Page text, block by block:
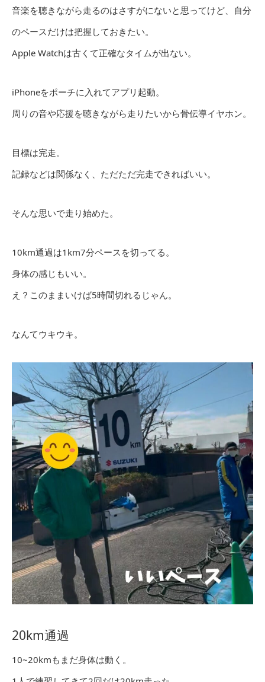
音楽を聴きながら走るのはさすがにないと思ってけど、自分
のペースだけは把握しておきたい。
Apple Watchは古くて正確なタイムが出ない。
iPhoneをポーチに入れてアプリ起動。
周りの音や応援を聴きながら走りたいから骨伝導イヤホン。
目標は完走。
記録などは関係なく、ただただ完走できればいい。
そんな思いで走り始めた。
10km通過は1km7分ペースを切ってる。
身体の感じもいい。
え？このままいけば5時間切れるじゃん。
なんてウキウキ。
20km通過
10~20kmもまだ身体は動く。